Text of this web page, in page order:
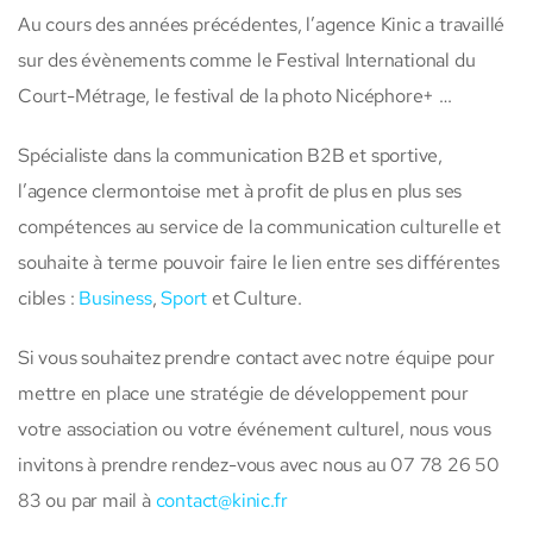
Au cours des années précédentes, l’agence Kinic a travaillé
sur des évènements comme le Festival International du
Court-Métrage, le festival de la photo Nicéphore+ …
Spécialiste dans la communication B2B et sportive,
l’agence clermontoise met à profit de plus en plus ses
compétences au service de la communication culturelle et
souhaite à terme pouvoir faire le lien entre ses différentes
cibles : Business,Sport et Culture.
Si vous souhaitez prendre contact avec notre équipe pour
mettre en place une stratégie de développement pour
votre association ou votre événement culturel, nous vous
invitons à prendre rendez-vous avec nous au 07 78 26 50
83 ou par mail àcontact@kinic.fr